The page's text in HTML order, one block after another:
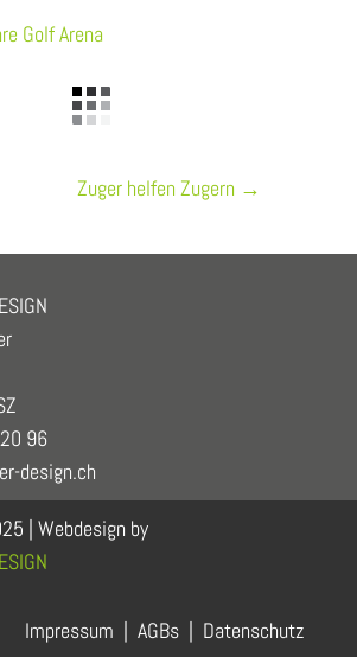
Golf Arena
Zuger helfen Zugern →
96
design.ch
| Webdesign by
Impressum |AGBs | Datenschutz